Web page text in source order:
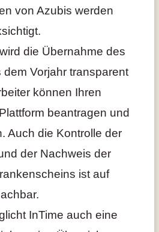
von Azubis werden
die Übernahme des
Vorjahr transparent
können Ihren
beantragen und
Auch die Kontrolle der
der Nachweis der
ist auf
InTime auch eine